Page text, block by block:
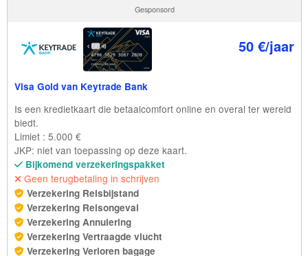
Gesponsord
50 €/jaar
Visa Gold van Keytrade Bank
Is een kredietkaart die betaalcomfort online en overal ter wereld
biedt.
Limiet : 5.000 €
JKP: niet van toepassing op deze kaart.
Bijkomend verzekeringspakket
Geen terugbetaling in schrijven
Verzekering Reisbijstand
Verzekering Reisongeval
Verzekering Annulering
Verzekering Vertraagde vlucht
Verzekering Verloren bagage